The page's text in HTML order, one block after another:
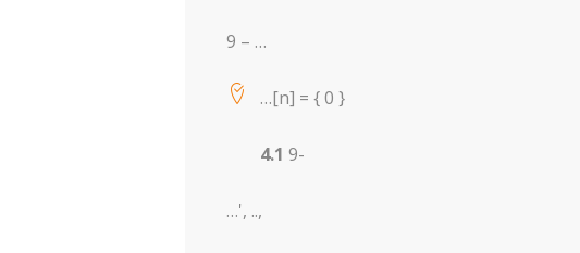
9 – …
…[n] = { 0 }
4.1 9-
…', ..,